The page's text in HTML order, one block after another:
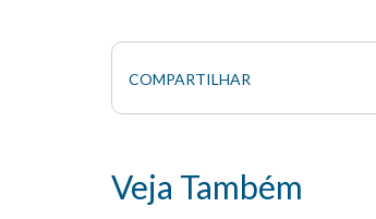
COMPARTILHAR
Veja Também